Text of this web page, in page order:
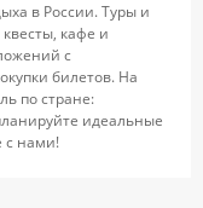
в России. Туры и
кафе и
с
билетов. На
по стране:
идеальные
с нами!